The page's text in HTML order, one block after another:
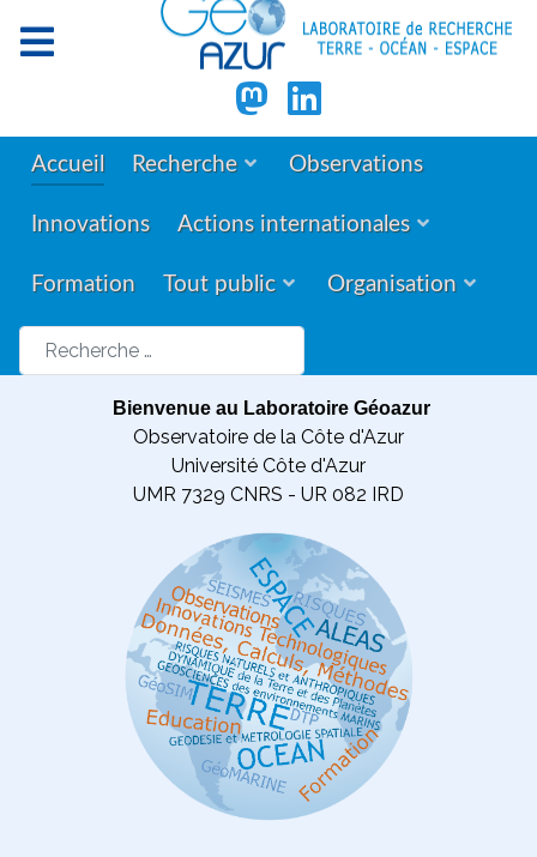
Accueil Recherche Observations
Innovations Actions internationales
Formation Tout public Organisation
Rechercher
Bienvenue au Laboratoire Géoazur
Observatoire de la Côte d'Azur
Université Côte d'Azur
UMR 7329 CNRS - UR 082 IRD